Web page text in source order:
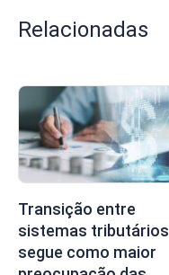
Relacionadas
Transição entre
sistemas tributários
segue como maior